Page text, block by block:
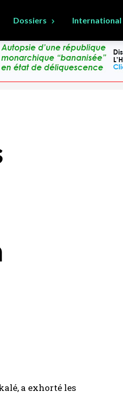
Dossiers International
a exhorté les